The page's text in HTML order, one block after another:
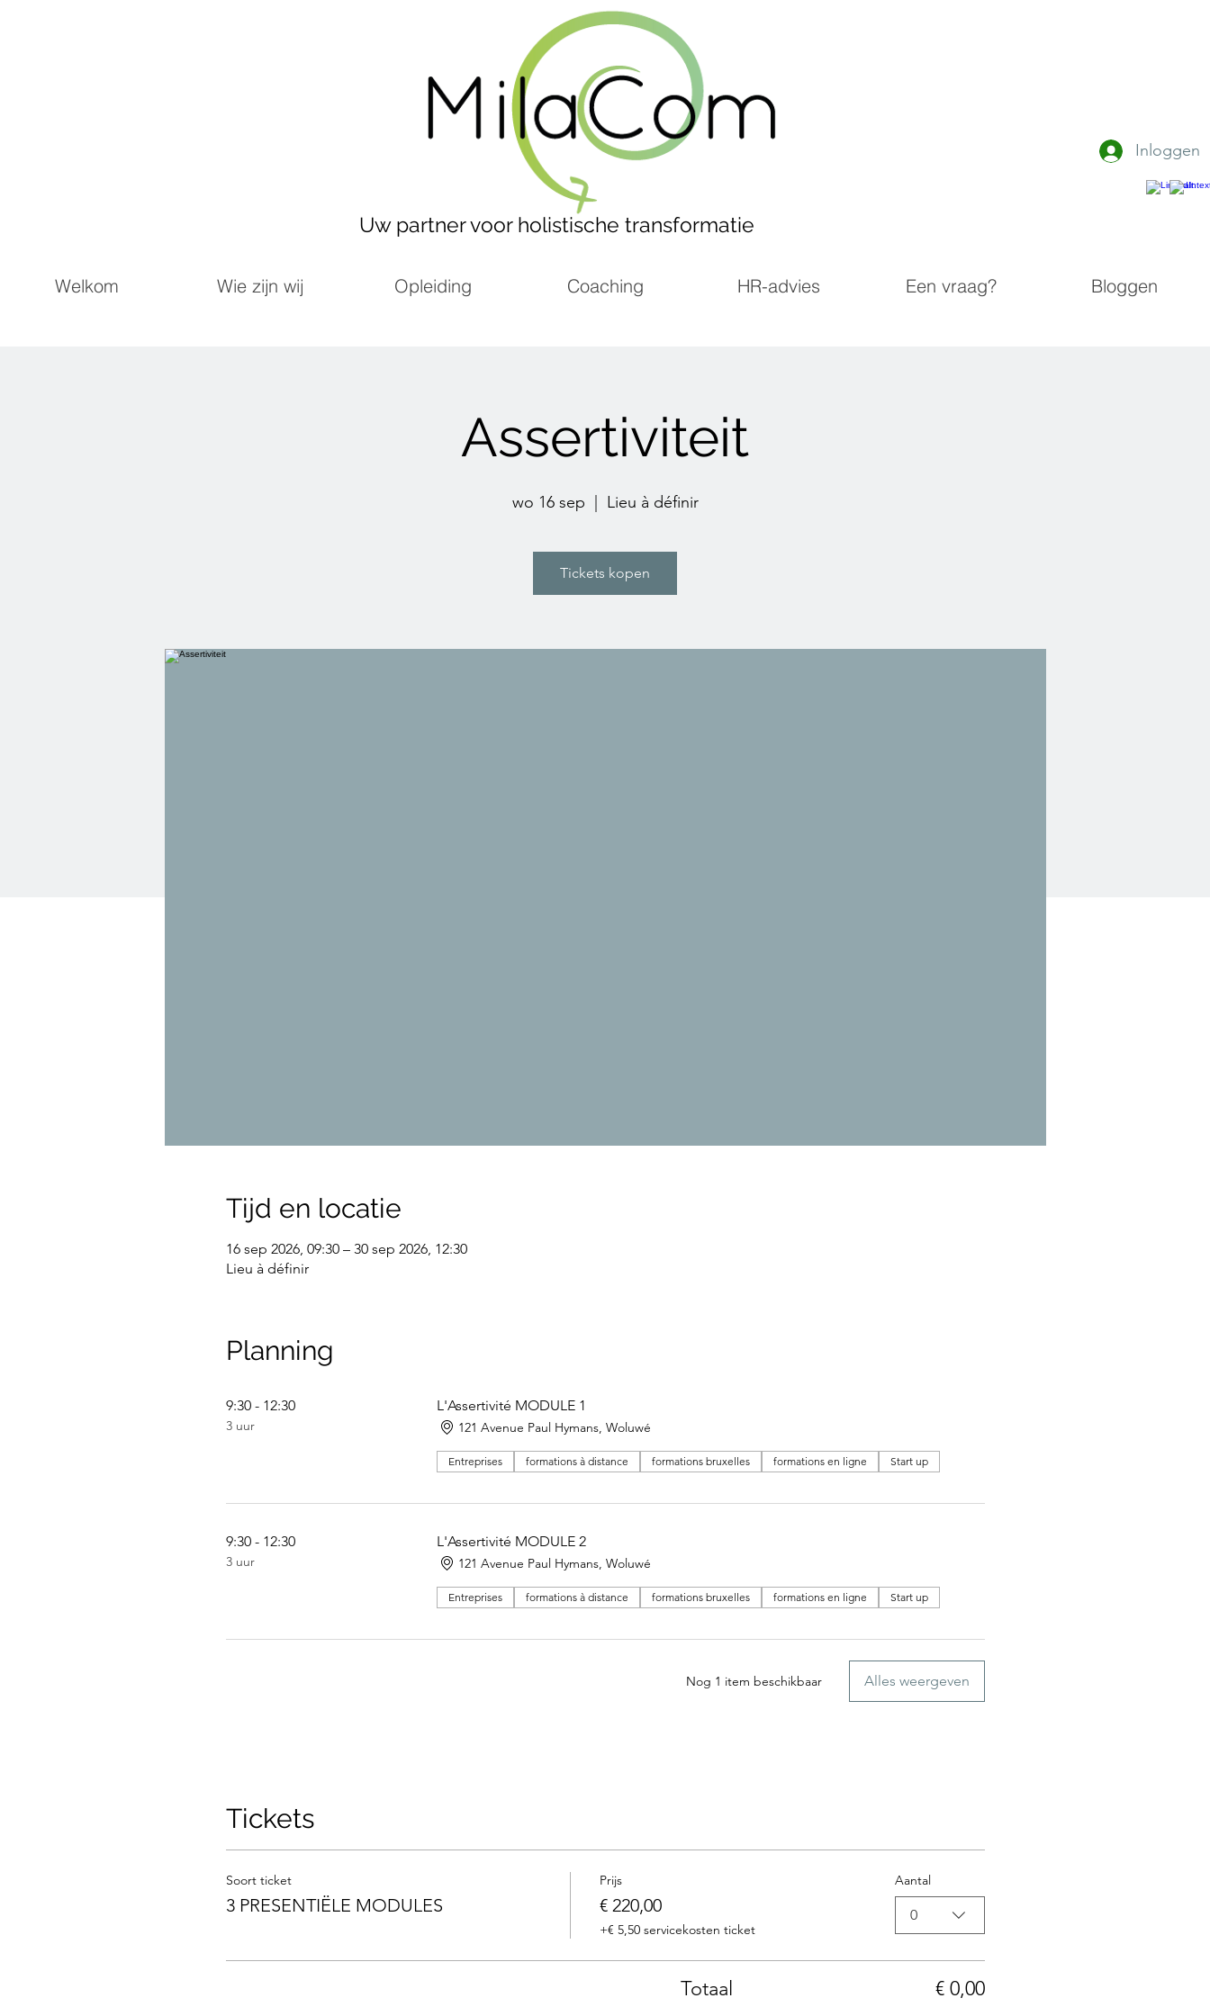
Inloggen
Welkom Wie zijn wij Opleiding Coaching HR-advies Een vraag? Bloggen
Uw partner voor holistische transformatie
Assertiviteit
wo 16 sep Lieu à définir
Tickets kopen
Tijd en locatie
16 sep 2026, 09:30 – 30 sep 2026, 12:30
Lieu à définir
Planning
9:30 - 12:30
3 uur
L'Assertivité MODULE 1
121 Avenue Paul Hymans, Woluwé
Entreprises formations à distance formations bruxelles formations en ligne Start up
9:30 - 12:30
3 uur
L'Assertivité MODULE 2
121 Avenue Paul Hymans, Woluwé
Entreprises formations à distance formations bruxelles formations en ligne Start up
Nog 1 item beschikbaar Alles weergeven
Tickets
Soort ticket
3 PRESENTIËLE MODULES
Prijs
€ 220,00
+€ 5,50 servicekosten ticket
Aantal
0
Totaal € 0,00